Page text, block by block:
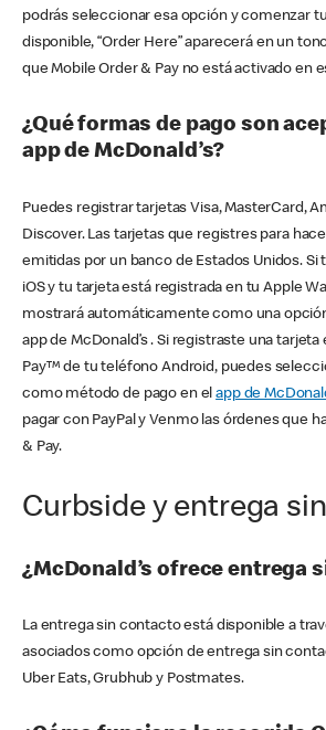
podrás seleccionar esa opción y comenzar
disponible, “Order Here” aparecerá en un
que Mobile Order & Pay no está activado en
¿Qué formas de pago son
app de McDonald’s?
Puedes registrar tarjetas Visa, MasterCard,
Discover. Las tarjetas que registres para
emitidas por un banco de Estados Unidos. Si
iOS y tu tarjeta está registrada en tu Apple
mostrará automáticamente como una
app de McDonald’s . Si registraste una tarjeta
Pay™ de tu teléfono Android, puedes
como método de pago en elapp de
pagar con PayPal y Venmo las órdenes que
& Pay.
Curbside y entrega
¿McDonald’s ofrece entrega
La entrega sin contacto está disponible a
asociados como opción de entrega sin
Uber Eats, Grubhub y Postmates.